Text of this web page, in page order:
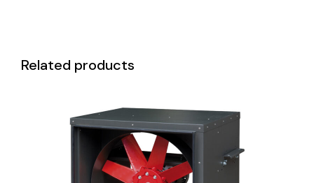
Related products